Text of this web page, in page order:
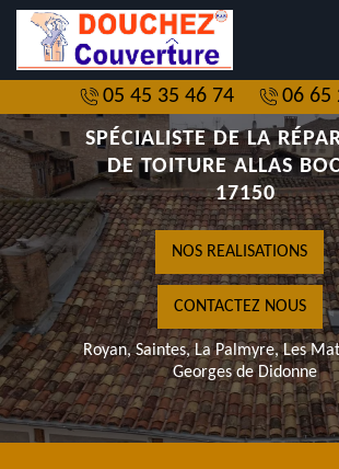
05 45 35 46 74
06 65
SPÉCIALISTE DE LA
DE TOITURE ALLAS
17150
NOS REALISATIONS
CONTACTEZ NOUS
Royan, Saintes, La Palmyre, Les
Georges de Didonne